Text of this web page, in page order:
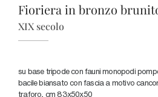
Fioriera in bronzo
XIX secolo
su base tripode con fauni monopodi
bacile biansato con fascia a motivo
traforo, cm 83x50x50